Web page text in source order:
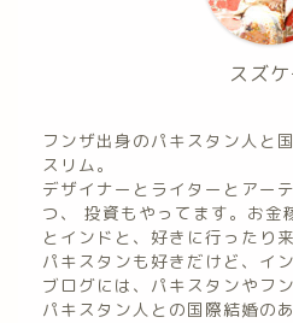
スズ
フンザ出身のパキスタン人と
スリム。
デザイナーとライターとアー
つ、 投資もやってます。お金
とインドと、好きに行ったり
パキスタンも好きだけど、イン
ブログには、パキスタンやフ
パキスタン人との国際結婚の